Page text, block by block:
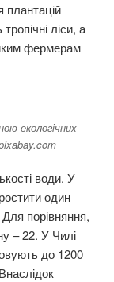
ліси, а
фермерам
екологічних
води. У
один
порівняння,
– 22. У Чилі
до 1200